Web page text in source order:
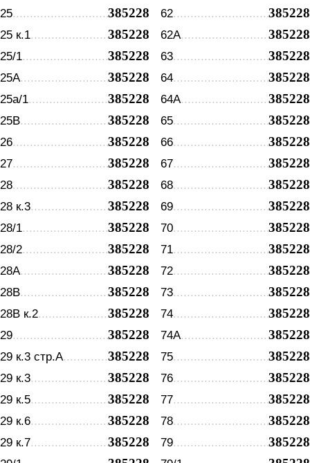
25 385228
25 к.1 385228
25/1 385228
25А 385228
25а/1 385228
25В 385228
26 385228
27 385228
28 385228
28 к.3 385228
28/1 385228
28/2 385228
28А 385228
28В 385228
28В к.2 385228
29 385228
29 к.3 стр.А 385228
29 к.3 385228
29 к.5 385228
29 к.6 385228
29 к.7 385228
62 385228
62А 385228
63 385228
64 385228
64А 385228
65 385228
66 385228
67 385228
68 385228
69 385228
70 385228
71 385228
72 385228
73 385228
74 385228
74А 385228
75 385228
76 385228
77 385228
78 385228
79 385228